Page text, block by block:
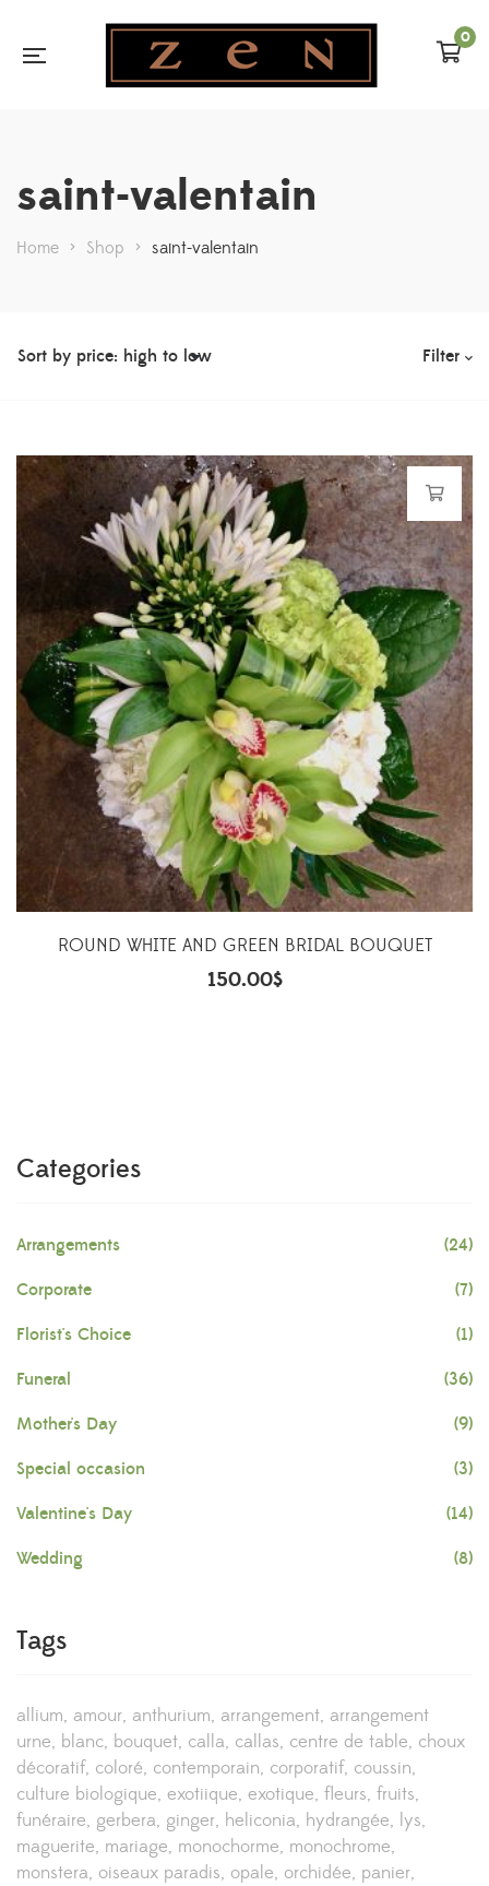
0
saint-valentain
Home > Shop > saint-valentain
Filter
ROUND WHITE AND GREEN BRIDAL BOUQUET
150.00$
Categories
Arrangements (24)
Corporate (7)
Florist's Choice (1)
Funeral (36)
Mother's Day (9)
Special occasion (3)
Valentine's Day (14)
Wedding (8)
Tags
allium amour anthurium arrangement arrangement
urne blanc bouquet calla callas centre de table choux
décoratif coloré contemporain corporatif coussin
culture biologique exotiique exotique fleurs fruits
funéraire gerbera ginger heliconia hydrangée lys
maguerite mariage monochorme monochrome
monstera oiseaux paradis opale orchidée panier